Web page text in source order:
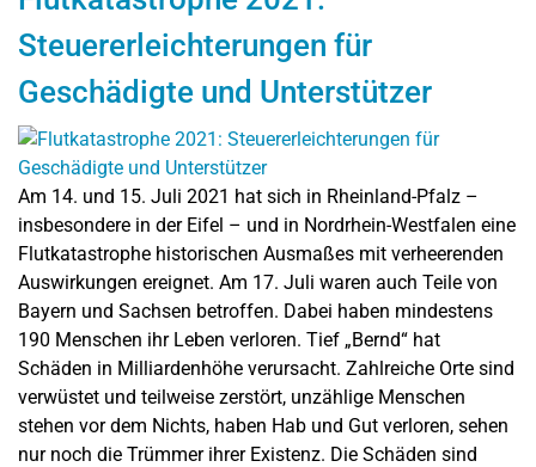
Steuererleichterungen für
Geschädigte und Unterstützer
Am 14. und 15. Juli 2021 hat sich in Rheinland-Pfalz –
insbesondere in der Eifel – und in Nordrhein-Westfalen eine
Flutkatastrophe historischen Ausmaßes mit verheerenden
Auswirkungen ereignet. Am 17. Juli waren auch Teile von
Bayern und Sachsen betroffen. Dabei haben mindestens
190 Menschen ihr Leben verloren. Tief „Bernd“ hat
Schäden in Milliardenhöhe verursacht. Zahlreiche Orte sind
verwüstet und teilweise zerstört, unzählige Menschen
stehen vor dem Nichts, haben Hab und Gut verloren, sehen
nur noch die Trümmer ihrer Existenz. Die Schäden sind